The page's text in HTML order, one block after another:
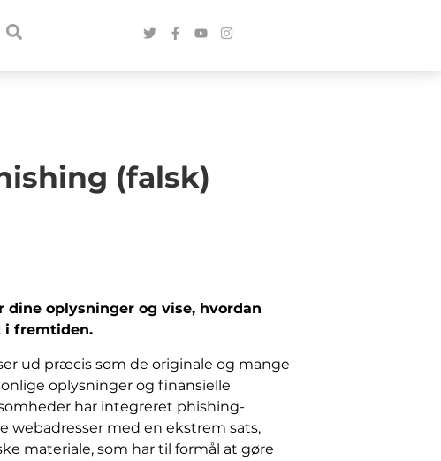
(falsk)
oplysninger og vise, hvordan
i fremtiden.
ud præcis som de originale og mange
oplysninger og finansielle
har integreret phishing-
med en ekstrem sats,
materiale, som har til formål at gøre